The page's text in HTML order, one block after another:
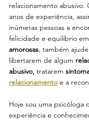
relacionamento abusivo.
anos de experiência,
inúmeras pessoas a
felicidade e equilíbrio
amorosas, também
libertarem de algum
abusivo, tratarem
relacionamento e a
Hoje sou uma psicóloga
experiência e